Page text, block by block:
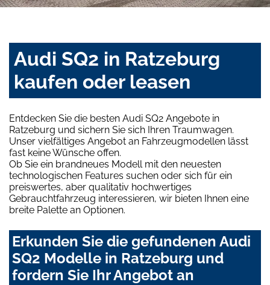
Audi SQ2 in Ratzeburg
kaufen oder leasen
Entdecken Sie die besten Audi SQ2 Angebote in
Ratzeburg und sichern Sie sich Ihren Traumwagen.
Unser vielfältiges Angebot an Fahrzeugmodellen lässt
fast keine Wünsche offen.
Ob Sie ein brandneues Modell mit den neuesten
technologischen Features suchen oder sich für ein
preiswertes, aber qualitativ hochwertiges
Gebrauchtfahrzeug interessieren, wir bieten Ihnen eine
breite Palette an Optionen.
Erkunden Sie die gefundenen Audi
SQ2 Modelle in Ratzeburg und
fordern Sie Ihr Angebot an